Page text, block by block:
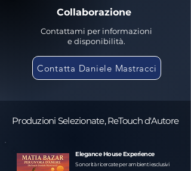
Collaborazione
Contattami per informazioni
edisponibilità.
Contatta Daniele Mastracci
Produzioni Selezionate, ReTouch d'Autore
Elegance House Experience
Sonorità ricercate per ambienti esclusivi